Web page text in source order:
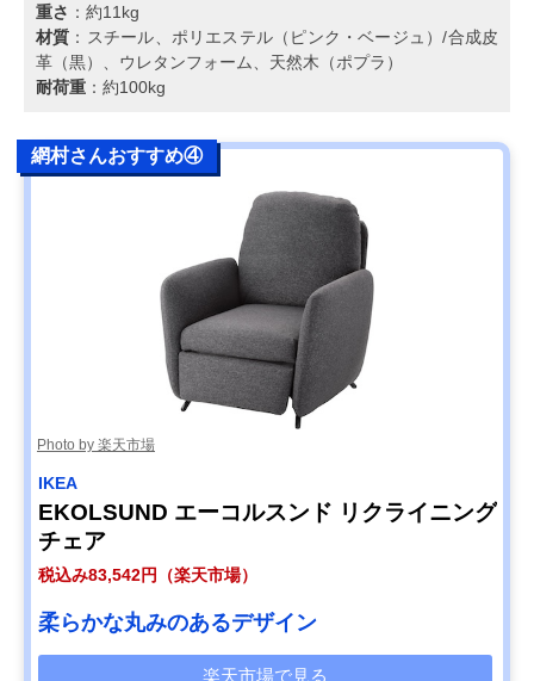
重さ ：約11kg
材質 ：スチール、ポリエステル（ピンク・ベージュ）/合成皮
革（黒）、ウレタンフォーム、天然木（ポプラ）
耐荷重 ：約100kg
網村さんおすすめ④
Photo by 楽天市場
IKEA
EKOLSUND エーコルスンド リクライニング
チェア
税込み83,542円（楽天市場）
柔らかな丸みのあるデザイン
楽天市場で見る